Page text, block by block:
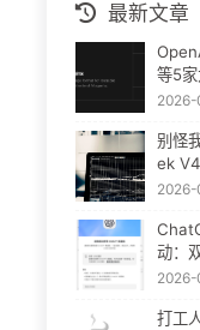
最新文章
等5
2026-
别怪
ek
动：
打工